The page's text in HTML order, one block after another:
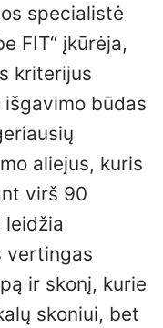
specialistė
FIT“ įkūrėja,
kriterijus
būdas
aliejus, kuris
virš 90
leidžia
vertingas
ir skonį, kurie
skoniui, bet